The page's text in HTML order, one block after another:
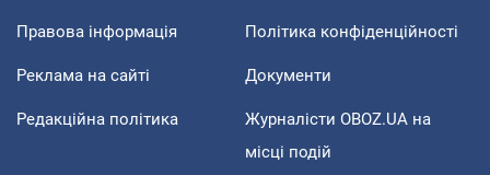
Правова інформація Політика конфіденційності
Реклама на сайті Документи
Редакційна політика
Журналісти OBOZ.UA на
місці подій